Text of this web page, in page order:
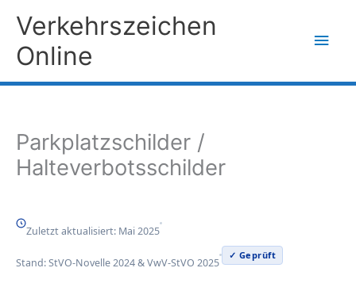
Inhalt
springen
Verkehrszeichen
Online
Parkplatzschilder /
Halteverbotsschilder
Zuletzt aktualisiert: Mai 2025
Stand: StVO-Novelle 2024 & VwV-StVO 2025
✓ Geprüft